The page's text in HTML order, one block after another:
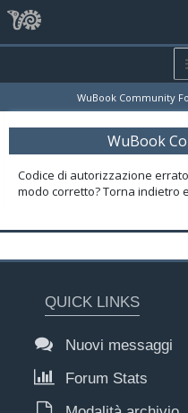
WuBook Community
WuBook
Codice di autorizzazione
modo corretto? Torna indietro
QUICK LINKS
Nuovi messaggi
Forum Stats